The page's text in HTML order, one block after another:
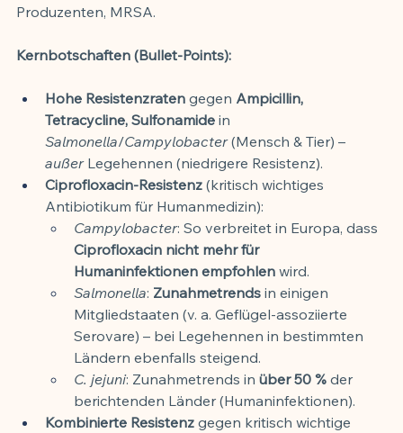
Produzenten, MRSA.
Kernbotschaften (Bullet-Points):
Hohe Resistenzraten gegen Ampicillin,
Tetracycline, Sulfonamide in
Salmonella/Campylobacter (Mensch & Tier) –
außer Legehennen (niedrigere Resistenz).
Ciprofloxacin-Resistenz (kritisch wichtiges
Antibiotikum für Humanmedizin):
Campylobacter: So verbreitet in Europa, dass
Ciprofloxacin nicht mehr für
Humaninfektionen empfohlen wird.
Salmonella: Zunahmetrends in einigen
Mitgliedstaaten (v. a. Geflügel-assoziierte
Serovare) – bei Legehennen in bestimmten
Ländern ebenfalls steigend.
C. jejuni: Zunahmetrends in über 50 % der
berichtenden Länder (Humaninfektionen).
Kombinierte Resistenz gegen kritisch wichtige